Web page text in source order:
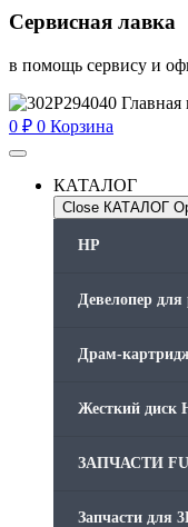
Сервисная лавка
в помощь сервису и
0 ₽ 0 Корзина
КАТАЛОГ
Close КАТАЛОГ
HP
Девелопер для
Драм-
Жесткий диск
ЗАПЧАСТИ
Запчасти для